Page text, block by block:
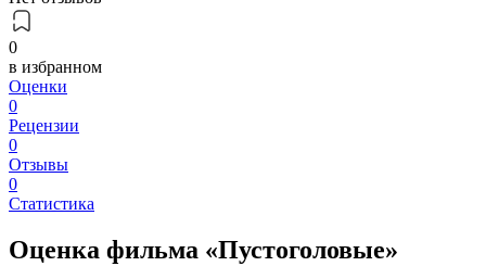
0
в избранном
Оценки
0
Рецензии
0
Отзывы
0
Статистика
Оценка фильма «Пустоголовые»